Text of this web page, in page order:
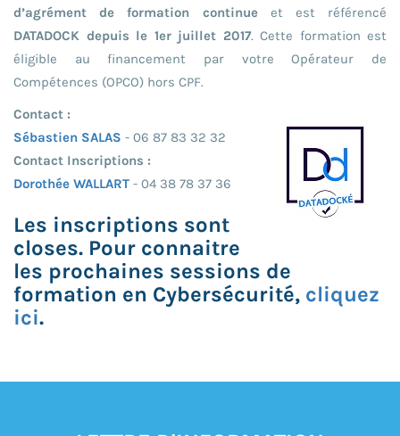
d’agrément de formation continueet est référencé
DATADOCK depuis le 1er juillet 2017. Cette formation est
éligible au financement par votre Opérateur de
Compétences (OPCO) hors CPF.
Contact :
Sébastien SALAS - 06 87 83 32 32
Contact Inscriptions :
Dorothée WALLART - 04 38 78 37 36
Les inscriptions sont
closes. Pour connaitre
les prochaines sessions de
formation en Cybersécurité, cliquez
ici.